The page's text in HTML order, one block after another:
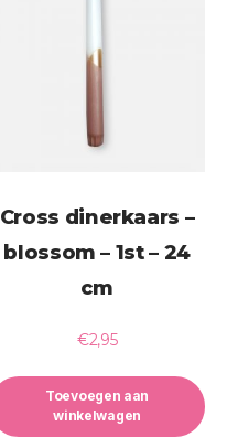
Cross dinerkaars –
blossom – 1st – 24
cm
€2,95
Toevoegen aan
winkelwagen